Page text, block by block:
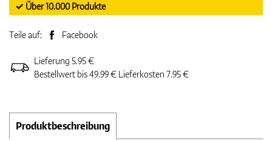
✓ Über 10.000 Produkte
Teile auf: Facebook
Lieferung 5.95 €
Bestellwert bis 49.99 € Lieferkosten 7.95 €
Produktbeschreibung